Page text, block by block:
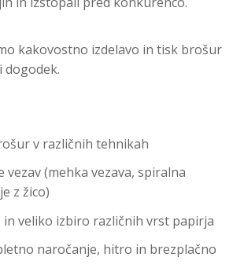
kakovostno izdelavo in tisk brošur
dogodek.
v različnih tehnikah
vezav (mehka vezava, spiralna
z žico)
in veliko izbiro različnih vrst papirja
naročanje, hitro in brezplačno